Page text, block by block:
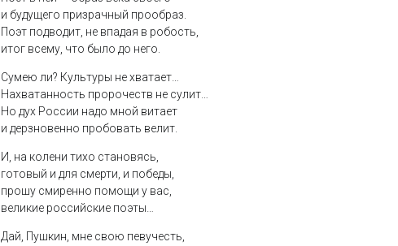
и будущего призрачный прообраз.
Поэт подводит, не впадая в робость,
итог всему, что было до него.
Сумею ли? Культуры не хватает…
Нахватанность пророчеств не сулит…
Но дух России надо мной витает
и дерзновенно пробовать велит.
И, на колени тихо становясь,
готовый и для смерти, и победы,
прошу смиренно помощи у вас,
великие российские поэты…
Дай, Пушкин, мне свою певучесть,